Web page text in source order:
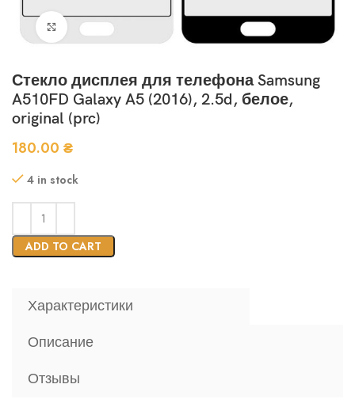
Нажмите, чтобы увеличить
Стекло дисплея для телефона Samsung
A510FD Galaxy A5 (2016), 2.5d, белое,
original (prc)
180.00 ₴
4 in stock
ADD TO CART
Характеристики
Описание
Отзывы